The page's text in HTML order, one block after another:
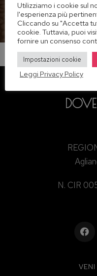
[mphb_search_results]
N. CIR
Utilizziamo i cookie sul
l'esperienza più
Cliccando su "Accetta
cookie. Tuttavia, puoi
fornire un consenso
Impostazioni cookie
Leggi Privacy Policy